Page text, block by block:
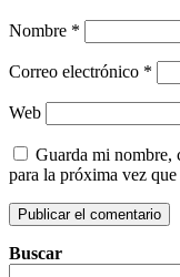
Nombre *
Correo electrónico *
Web
Guarda mi nombre,
para la próxima vez que
Buscar